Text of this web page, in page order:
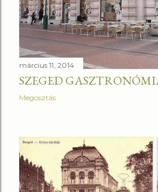
március 11, 2014
SZEGED
Megosztás